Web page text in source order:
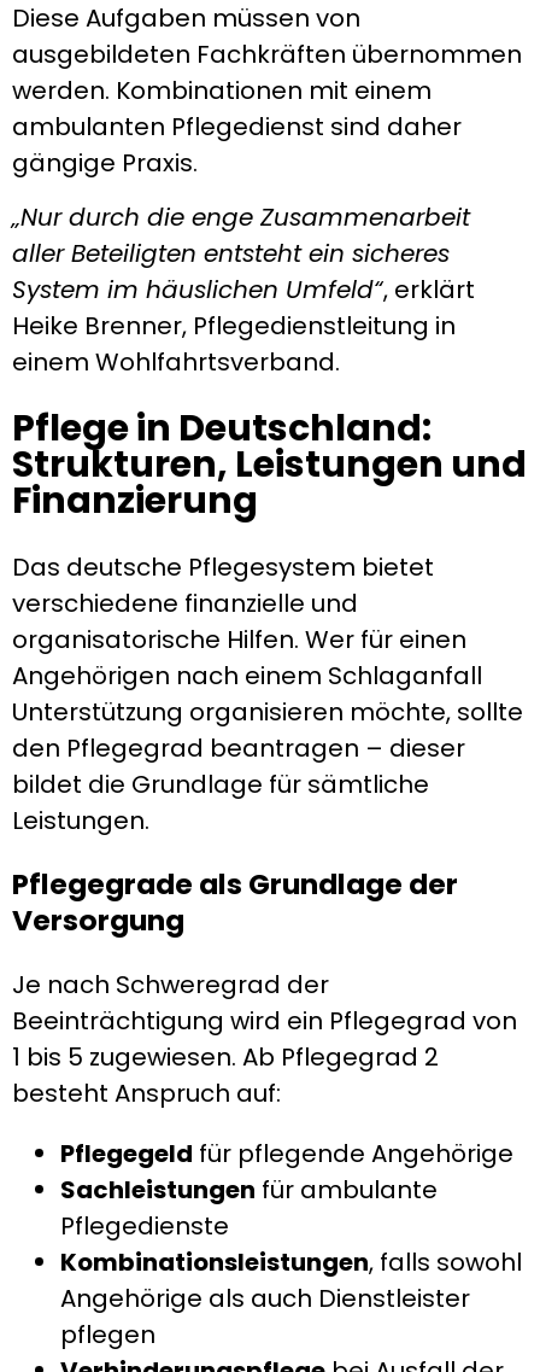
Diese Aufgaben müssen von
ausgebildeten Fachkräften übernommen
werden. Kombinationen mit einem
ambulanten Pflegedienst sind daher
gängige Praxis.
„Nur durch die enge Zusammenarbeit
aller Beteiligten entsteht ein sicheres
System im häuslichen Umfeld“, erklärt
Heike Brenner, Pflegedienstleitung in
einem Wohlfahrtsverband.
Pflege in Deutschland:
Strukturen, Leistungen und
Finanzierung
Das deutsche Pflegesystem bietet
verschiedene finanzielle und
organisatorische Hilfen. Wer für einen
Angehörigen nach einem Schlaganfall
Unterstützung organisieren möchte, sollte
den Pflegegrad beantragen – dieser
bildet die Grundlage für sämtliche
Leistungen.
Pflegegrade als Grundlage der
Versorgung
Je nach Schweregrad der
Beeinträchtigung wird ein Pflegegrad von
1 bis 5 zugewiesen. Ab Pflegegrad 2
besteht Anspruch auf:
Pflegegeld für pflegende Angehörige
Sachleistungen für ambulante
Pflegedienste
Kombinationsleistungen, falls sowohl
Angehörige als auch Dienstleister
pflegen